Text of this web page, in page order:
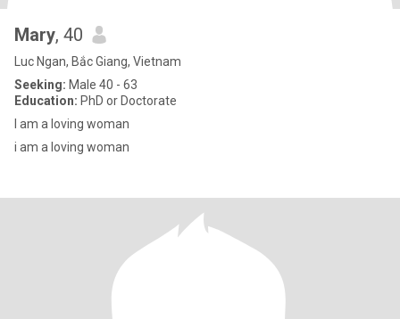
Mary, 40
Luc Ngan, Bắc Giang, Vietnam
Seeking: Male 40 - 63
Education: PhD or Doctorate
I am a loving woman
i am a loving woman